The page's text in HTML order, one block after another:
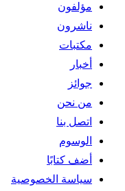
مؤلفون
ناشرون
مكتبات
أخبار
جوائز
من نحن
اتصل بنا
الوسوم
أضف كتابًا
سياسة الخصوصية